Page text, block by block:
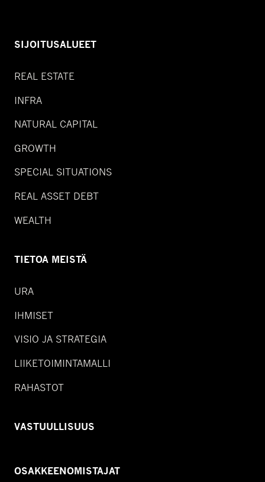
SIJOITUSALUEET
REAL ESTATE
INFRA
NATURAL CAPITAL
GROWTH
SPECIAL SITUATIONS
REAL ASSET DEBT
WEALTH
TIETOA MEISTÄ
URA
IHMISET
VISIO JA STRATEGIA
LIIKETOIMINTAMALLI
RAHASTOT
VASTUULLISUUS
OSAKKEENOMISTAJAT